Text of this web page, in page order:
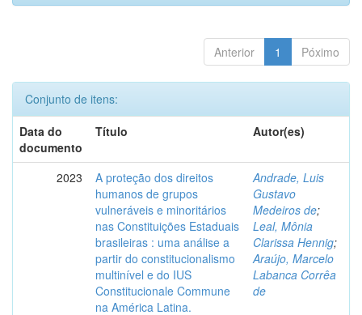
Anterior 1 Póximo
Conjunto de itens:
Data do
documento
Título Autor(es)
2023
A proteção dos direitos
humanos de grupos
vulneráveis e minoritários
nas Constituições Estaduais
brasileiras : uma análise a
partir do constitucionalismo
multinível e do IUS
Constitucionale Commune
na América Latina.
Andrade, Luis
Gustavo
Medeiros de;
Leal, Mônia
Clarissa Hennig;
Araújo, Marcelo
Labanca Corrêa
de